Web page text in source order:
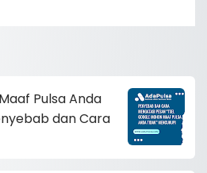
Pulsa Anda
dan Cara